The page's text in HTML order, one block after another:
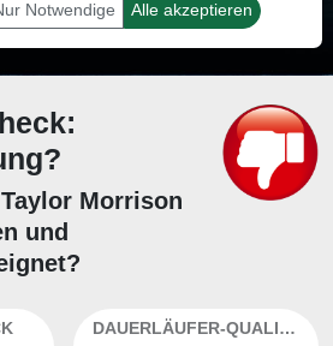
Morrison
und
DAUERLÄUFER-QUALITÄTEN
Notwendige Alle akzeptieren